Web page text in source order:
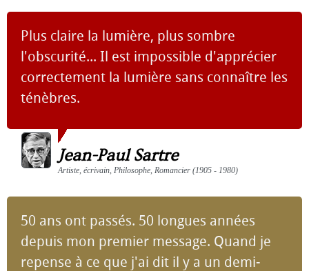
Plus claire la lumière, plus sombre
l'obscurité... Il est impossible d'apprécier
correctement la lumière sans connaître les
ténèbres.
Jean-Paul Sartre
Artiste, écrivain, Philosophe, Romancier (1905 - 1980)
50 ans ont passés. 50 longues années
depuis mon premier message. Quand je
repense à ce que j'ai dit il y a un demi-